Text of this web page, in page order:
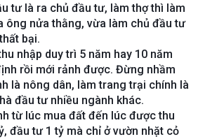
tư là ra chủ đầu tư, làm thợ thì làm
ông nửa thằng, vừa làm chủ đầu tư
bại.
nhập duy trì 5 năm hay 10 năm
rồi mới rảnh được. Đừng nhầm
là nông dân, làm trang trại chính là
đầu tư nhiều ngành khác.
từ lúc mua đất đến lúc được thu
đầu tư 1 tỷ mà chỉ ở vườn nhặt cỏ